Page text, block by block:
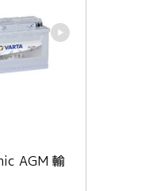
AGM 輸